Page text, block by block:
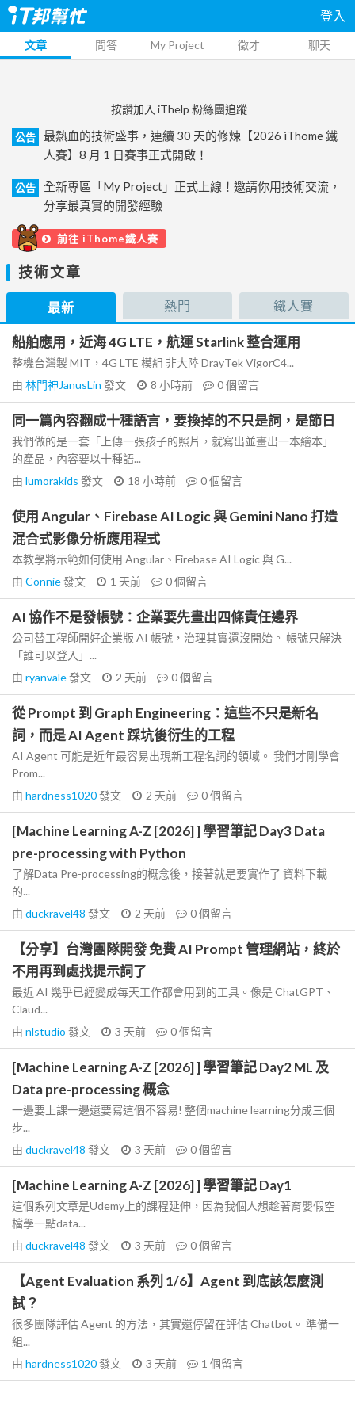
登入
文章 問答 My Project 徵才 聊天
按讚加入 iThelp 粉絲團追蹤
公告
最熱血的技術盛事，連續 30 天的修煉【2026 iThome 鐵
人賽】8 月 1 日賽事正式開啟！
公告
全新專區「My Project」正式上線！邀請你用技術交流，
分享最真實的開發經驗
前往 iThome鐵人賽
技術文章
最新 熱門 鐵人賽
船舶應用，近海 4G LTE，航運 Starlink 整合運用
整機台灣製 MIT，4G LTE 模組 非大陸 DrayTek VigorC4...
由 林門神JanusLin 發文 8 小時前 0個留言
同一篇內容翻成十種語言，要換掉的不只是詞，是節日
我們做的是一套「上傳一張孩子的照片，就寫出並畫出一本繪本」
的產品，內容要以十種語...
由 lumorakids 發文 18 小時前 0個留言
使用 Angular、Firebase AI Logic 與 Gemini Nano 打造
混合式影像分析應用程式
本教學將示範如何使用 Angular、Firebase AI Logic 與 G...
由 Connie發文 1 天前 0個留言
AI 協作不是發帳號：企業要先畫出四條責任邊界
公司替工程師開好企業版 AI 帳號，治理其實還沒開始。 帳號只解決
「誰可以登入」...
由 ryanvale發文 2 天前 0個留言
從 Prompt 到 Graph Engineering：這些不只是新名
詞，而是 AI Agent 踩坑後衍生的工程
AI Agent 可能是近年最容易出現新工程名詞的領域。 我們才剛學會
Prom...
由 hardness1020發文 2 天前 0個留言
[Machine Learning A-Z [2026] ] 學習筆記 Day3 Data
pre-processing with Python
了解Data Pre-processing的概念後，接著就是要實作了 資料下載
的...
由 duckravel48 發文 2 天前 0個留言
【分享】台灣團隊開發 免費 AI Prompt 管理網站，終於
不用再到處找提示詞了
最近 AI 幾乎已經變成每天工作都會用到的工具。像是 ChatGPT、
Claud...
由 nlstudio 發文 3 天前 0個留言
[Machine Learning A-Z [2026] ] 學習筆記 Day2 ML 及
Data pre-processing 概念
一邊要上課一邊還要寫這個不容易! 整個machine learning分成三個
步...
由 duckravel48 發文 3 天前 0個留言
[Machine Learning A-Z [2026] ] 學習筆記 Day1
這個系列文章是Udemy上的課程延伸，因為我個人想趁著育嬰假空
檔學一點data...
由 duckravel48 發文 3 天前 0個留言
【Agent Evaluation 系列 1/6】Agent 到底該怎麼測
試？
很多團隊評估 Agent 的方法，其實還停留在評估 Chatbot。 準備一
組...
由 hardness1020發文 3 天前 1 個留言